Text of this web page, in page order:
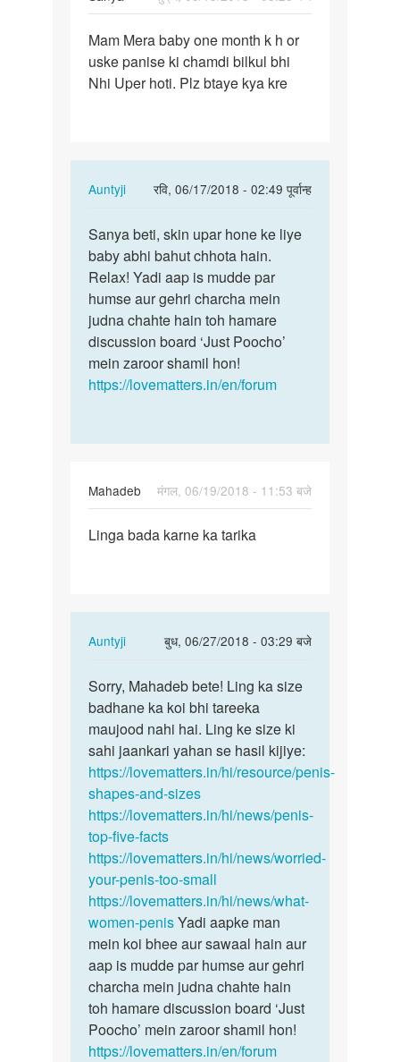
Mam
Mera
baby
Mam Mera baby one month k h or
uske panise ki chamdi bilkul bhi
Nhi Uper hoti. Plz btaye kya kre
Auntyji
रवि, 06/17/2018 - 02:49 पूर्वान्ह
In
to
Mam
Mera
baby
one
month
k
h…
Sanya
beti,
skin
upar
hone…
Sanya beti, skin upar hone ke liye
baby abhi bahut chhota hain.
Relax! Yadi aap is mudde par
humse aur gehri charcha mein
judna chahte hain toh hamare
discussion board ‘Just Poocho’
mein zaroor shamil hon!
https://lovematters.in/en/forum
Mahadeb
मंगल, 06/19/2018 - 11:53 बजे
Linga
Linga bada karne ka tarika
Auntyji
बुध, 06/27/2018 - 03:29 बजे
In
to
Linga
bada
karne
ka
tarika
by
Mahadeb
Sorry,
Mahadeb
bete!
Ling
ka…
Sorry, Mahadeb bete! Ling ka size
badhane ka koi bhi tareeka
maujood nahi hai. Ling ke size ki
sahi jaankari yahan se hasil kijiye:
https://lovematters.in/hi/resource/penis-
shapes-and-sizes
https://lovematters.in/hi/news/penis-
top-five-facts
https://lovematters.in/hi/news/worried-
your-penis-too-small
https://lovematters.in/hi/news/what-
women-penisYadi aapke man
mein koi bhee aur sawaal hain aur
aap is mudde par humse aur gehri
charcha mein judna chahte hain
toh hamare discussion board ‘Just
Poocho’ mein zaroor shamil hon!
https://lovematters.in/en/forum